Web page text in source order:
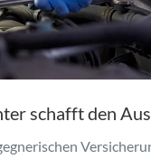
schafft den